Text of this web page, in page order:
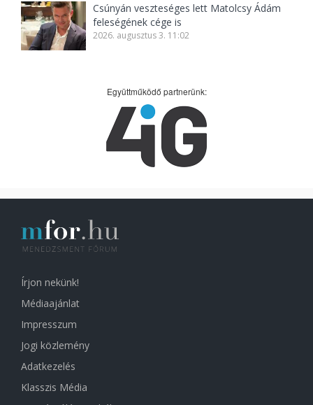
Csúnyán veszteséges lett Matolcsy Ádám
feleségének cége is
2026. augusztus 3. 11:02
Együttműködő partnerünk:
Írjon nekünk!
Médiaajánlat
Impresszum
Jogi közlemény
Adatkezelés
Klasszis Média